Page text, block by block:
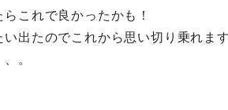
これで良かったかも！
出たのでこれから思い切り乗れます
。